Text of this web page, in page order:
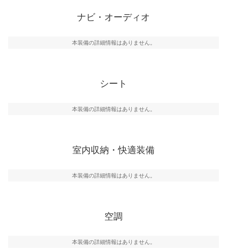
ナビ・オーディオ
本装備の詳細情報はありません。
シート
本装備の詳細情報はありません。
室内収納・快適装備
本装備の詳細情報はありません。
空調
本装備の詳細情報はありません。